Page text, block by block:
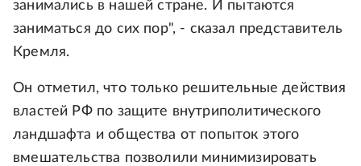
занимались в нашей стране. И пытаются
заниматься до сих пор", - сказал представитель
Кремля.
Он отметил, что только решительные действия
властей РФ по защите внутриполитического
ландшафта и общества от попыток этого
вмешательства позволили минимизировать